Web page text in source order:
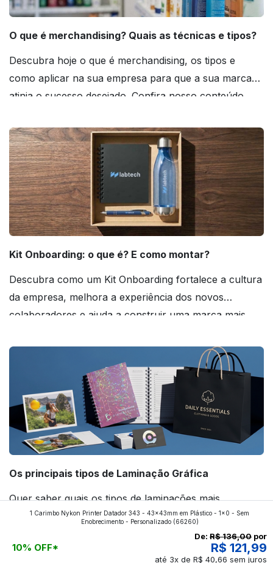
O que é merchandising? Quais as técnicas e tipos?
Descubra hoje o que é merchandising, os tipos e
como aplicar na sua empresa para que a sua marca
atinja o sucesso desejado. Confira nosso conteúdo
Kit Onboarding: o que é? E como montar?
Descubra como um Kit Onboarding fortalece a cultura
da empresa, melhora a experiência dos novos
colaboradores e ajuda a construir uma marca mais
Os principais tipos de Laminação Gráfica
Quer saber quais os tipos de laminações mais
aplicados nos impressos da gráfica FuturaIM? Então,
continue a leitura que vamos revelar para você!
1 Carimbo Nykon Printer Datador 343 - 43x43mm em Plástico - 1x0 - Sem
Enobrecimento - Personalizado(66260)
10% OFF*
De: R$ 136,00 por
R$ 121,99
até 3x de R$ 40,66 sem juros